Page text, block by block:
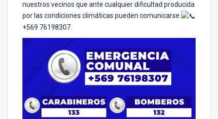
nuestros vecinos que ante cualquier dificultad producida
por las condiciones climáticas pueden comunicarse
+569 76198307.